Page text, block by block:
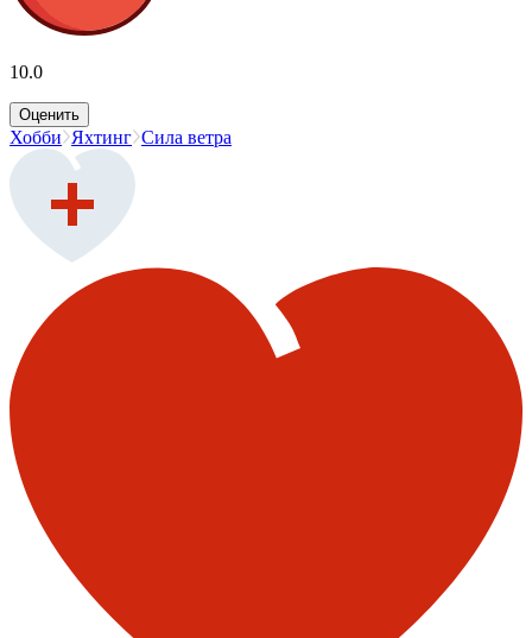
10.0
Оценить
Хобби Яхтинг Сила ветра